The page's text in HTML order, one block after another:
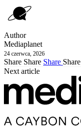
Author
Mediaplanet
24 czerwca, 2026
Share Share Share Share
Next article